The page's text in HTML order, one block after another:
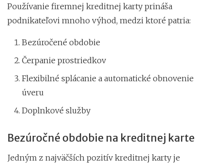
Používanie firemnej kreditnej karty prináša
podnikateľovi mnoho výhod, medzi ktoré patria:
Bezúročené obdobie
Čerpanie prostriedkov
Flexibilné splácanie a automatické obnovenie
úveru
Doplnkové služby
Bezúročné obdobie na kreditnej karte
Jedným z najväčších pozitív kreditnej karty je